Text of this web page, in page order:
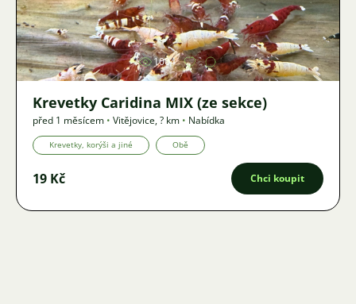
Obrázek
1004
Krevetky Caridina MIX (ze sekce)
před 1 měsícem • Vitějovice,? km • Nabídka
Krevetky, korýši a jiné Obě
19 Kč Chci koupit